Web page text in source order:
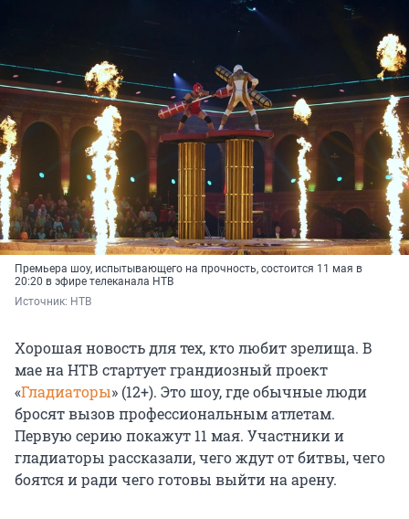
Премьера шоу, испытывающего на прочность, состоится 11 мая в
20:20 в эфире телеканала НТВ
Источник: НТВ
Хорошая новость для тех, кто любит зрелища. В
мае на НТВ стартует грандиозный проект
«Гладиаторы» (12+). Это шоу, где обычные люди
бросят вызов профессиональным атлетам.
Первую серию покажут 11 мая. Участники и
гладиаторы рассказали, чего ждут от битвы, чего
боятся и ради чего готовы выйти на арену.